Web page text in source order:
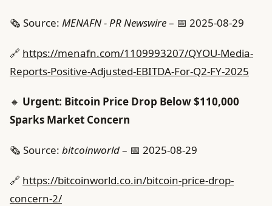
🗞️ Source: MENAFN - PR Newswire– 📅 2025-08-29
🔗 https://menafn.com/1109993207/QYOU-Media-
Reports-Positive-Adjusted-EBITDA-For-Q2-FY-2025
🔸 Urgent: Bitcoin Price Drop Below $110,000
Sparks Market Concern
🗞️ Source: bitcoinworld– 📅 2025-08-29
🔗 https://bitcoinworld.co.in/bitcoin-price-drop-
concern-2/